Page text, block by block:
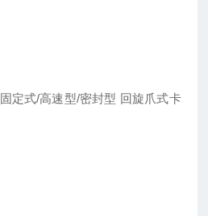
固定式/高速型/密封型 回旋爪式卡